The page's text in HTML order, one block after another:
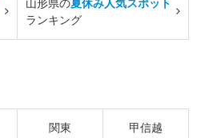
ランキング
関東 甲信越